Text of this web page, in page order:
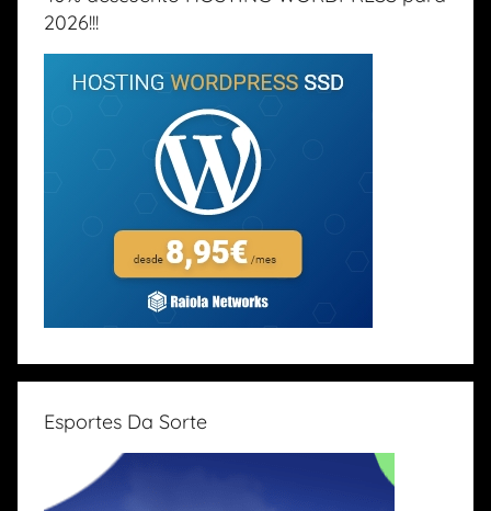
2026!!!
Esportes Da Sorte